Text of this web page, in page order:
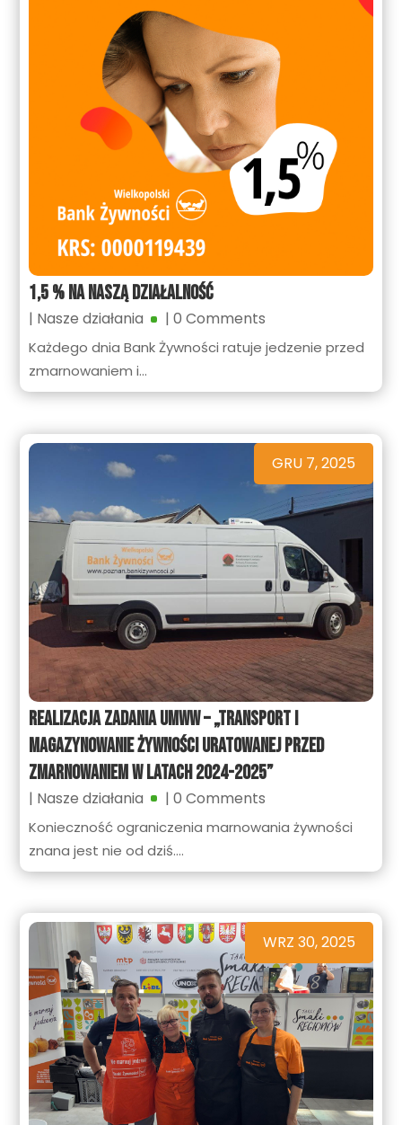
1,5 % na naszą działalność
| Nasze działania | 0 Comments
Każdego dnia Bank Żywności ratuje jedzenie przed
zmarnowaniem i...
Realizacja zadania UMWW – „Transport i
magazynowanie żywności uratowanej przed
zmarnowaniem w latach 2024-2025”
GRU 7, 2025
| Nasze działania | 0 Comments
Konieczność ograniczenia marnowania żywności
znana jest nie od dziś....
WRZ 30, 2025